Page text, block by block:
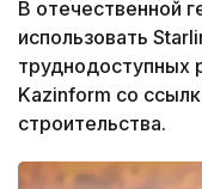
В отечественной
использовать
труднодоступных
Kazinform со
строительства.